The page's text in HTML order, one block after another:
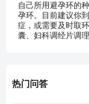
自己所用避孕环的
孕环。目前建议你
症，或需要及时取
囊、妇科调经片调
热门问答